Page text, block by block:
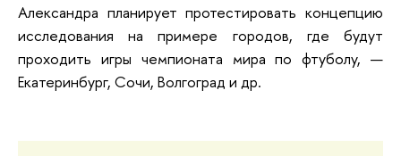
Александра планирует протестировать концепцию
исследования на примере городов, где будут
проходить игры чемпионата мира по фтуболу, —
Екатеринбург, Сочи, Волгоград и др.